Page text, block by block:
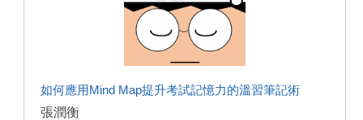
如何應用Mind Map提升考試記憶力的溫習筆記術
張潤衡